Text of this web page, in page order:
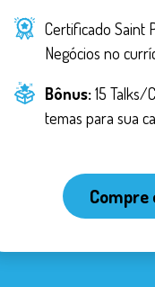
do tempo da
mais adequadas
naturais e intuitivas
correto para cada
Certificado Saint
Negócios no
Bônus: 15 Talks/
temas para sua
Compre